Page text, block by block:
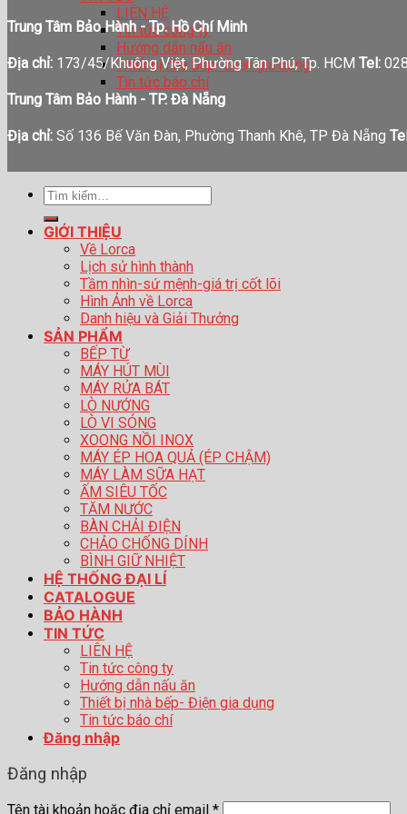
LIÊN HỆ
Tin tức công ty
Hướng dẫn nấu ăn
Thiết bị nhà bếp- Điện gia dụng
Tin tức báo chí
Trung Tâm Bảo Hành - Tp. Hồ Chí Minh
Địa chỉ: 173/45/Khuông Việt, Phường Tân Phú, Tp. HCM Tel:
Trung Tâm Bảo Hành - TP. Đà Nẵng
Địa chỉ: Số 136 Bế Văn Đàn, Phường Thanh Khê, TP Đà Nẵng
Tìm
GIỚI THIỆU
Về Lorca
Lịch sử hình thành
Tầm nhìn-sứ mệnh-giá trị cốt lõi
Hình Ảnh về Lorca
Danh hiệu và Giải Thưởng
SẢN PHẨM
BẾP TỪ
MÁY HÚT MÙI
MÁY RỬA BÁT
LÒ NƯỚNG
LÒ VI SÓNG
XOONG NỒI INOX
MÁY ÉP HOA QUẢ (ÉP CHẬM)
MÁY LÀM SỮA HẠT
ẤM SIÊU TỐC
TĂM NƯỚC
BÀN CHẢI ĐIỆN
CHẢO CHỐNG DÍNH
BÌNH GIỮ NHIỆT
HỆ THỐNG ĐẠI LÍ
CATALOGUE
BẢO HÀNH
TIN TỨC
LIÊN HỆ
Tin tức công ty
Hướng dẫn nấu ăn
Thiết bị nhà bếp- Điện gia dụng
Tin tức báo chí
Đăng nhập
Đăng nhập
Tên tài khoản hoặc địa chỉ email *